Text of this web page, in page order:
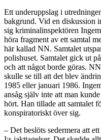
Ett underuppslag i
bakgrund. Vid en diskussion
sig kriminalinspektören
höra fragment av ett samtal
här kallad NN. Samtalet
polishuset. Samtalet gick ut
och att något borde göras.
skulle se till att det blev
1985 eller januari 1986.
ansåg själv inte att man
hört. Han tillade att samtalet
konspiratoriskt över sig.
– Det beslöts sedermera att